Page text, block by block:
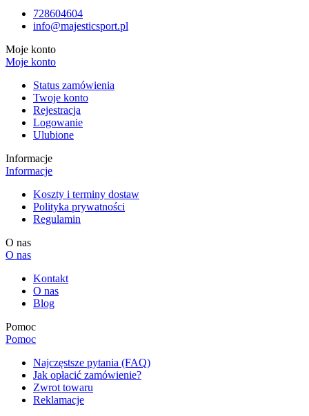
728604604
info@majesticsport.pl
Moje konto
Moje konto
Status zamówienia
Twoje konto
Rejestracja
Logowanie
Ulubione
Informacje
Informacje
Koszty i terminy dostaw
Polityka prywatności
Regulamin
O nas
O nas
Kontakt
O nas
Blog
Pomoc
Pomoc
Najczęstsze pytania (FAQ)
Jak opłacić zamówienie?
Zwrot towaru
Reklamacje